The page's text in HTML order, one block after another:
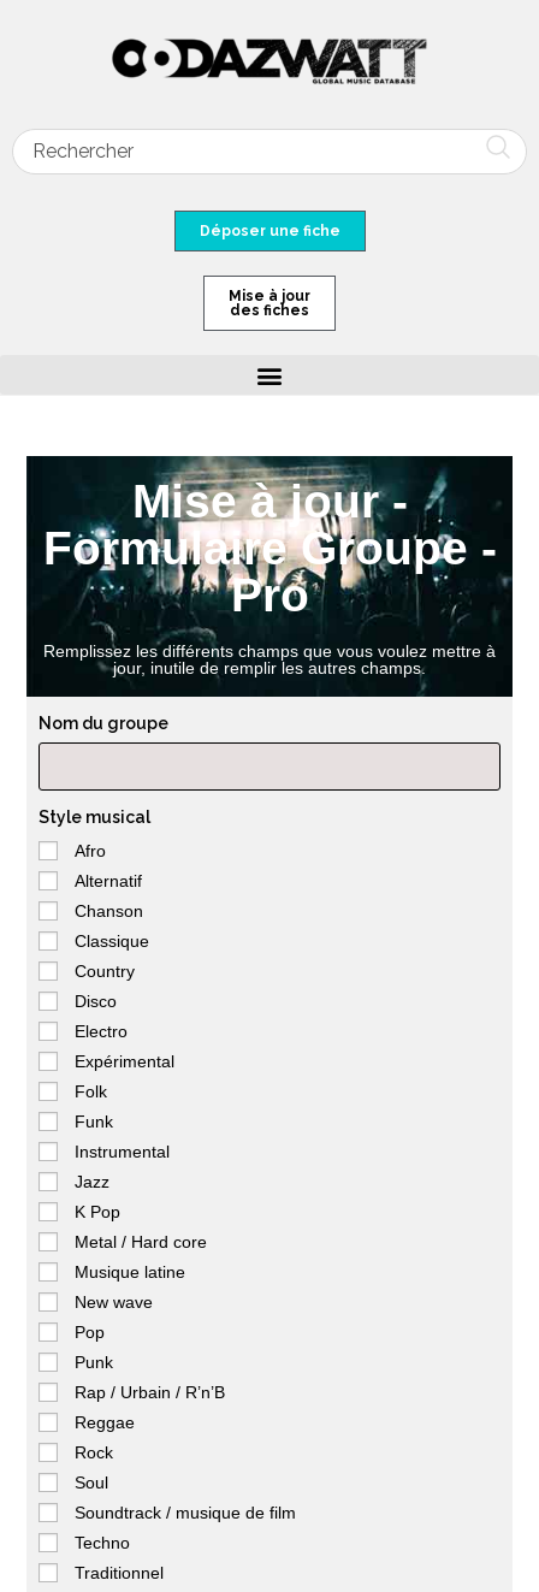
Déposer une fiche
Mise à jour
des fiches
Mise à jour -
Formulaire Groupe -
Pro
Remplissez les différents champs que vous voulez mettre à
jour, inutile de remplir les autres champs.
Nom du groupe
Style musical
Afro
Alternatif
Chanson
Classique
Country
Disco
Electro
Expérimental
Folk
Funk
Instrumental
Jazz
K Pop
Metal / Hard core
Musique latine
New wave
Pop
Punk
Rap / Urbain / R’n’B
Reggae
Rock
Soul
Soundtrack / musique de film
Techno
Traditionnel